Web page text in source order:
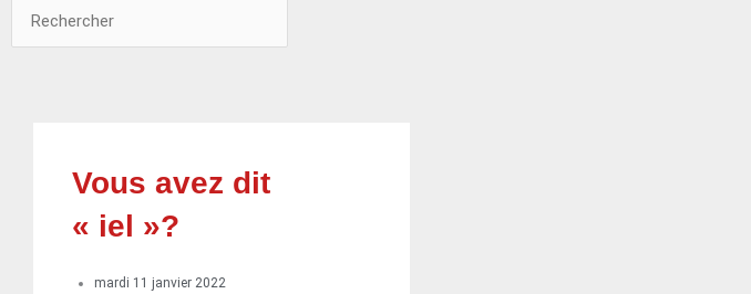
Vous avez dit
« iel »?
mardi 11 janvier 2022